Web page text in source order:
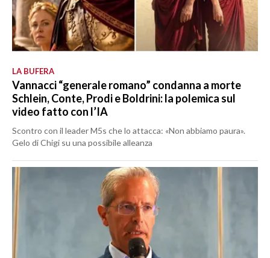
LA BUFERA
Vannacci “generale romano” condanna a morte
Schlein, Conte, Prodi e Boldrini: la polemica sul
video fatto con l’IA
Scontro con il leader M5s che lo attacca: «Non abbiamo paura».
Gelo di Chigi su una possibile alleanza